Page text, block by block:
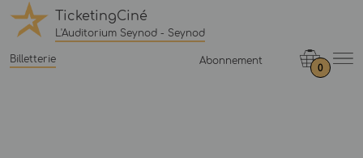
TicketingCiné
L'Auditorium Seynod - Seynod
Billetterie Abonnement
0